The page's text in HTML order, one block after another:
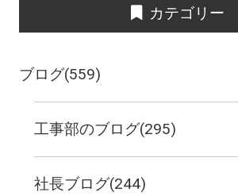
カテゴリー
ブログ(559)
工事部のブログ(295)
社長ブログ(244)